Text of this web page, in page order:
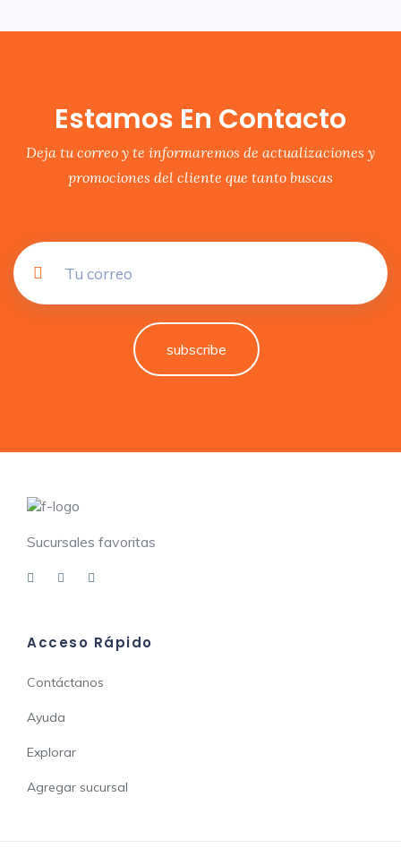
Estamos En Contacto
Deja tu correo y te informaremos de actualizaciones y
promociones del cliente que tanto buscas
subscribe
Sucursales favoritas
Acceso Rápido
Contáctanos
Ayuda
Explorar
Agregar sucursal